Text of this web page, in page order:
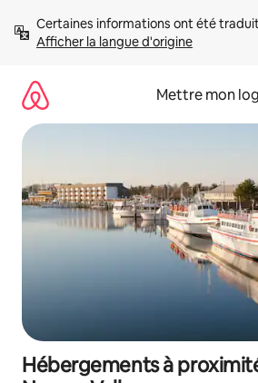
directement
Afficher la langue d'origine
Mettre mon
Hébergements à